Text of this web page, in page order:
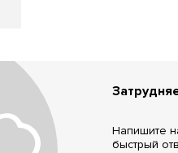
Напишите
быстрый